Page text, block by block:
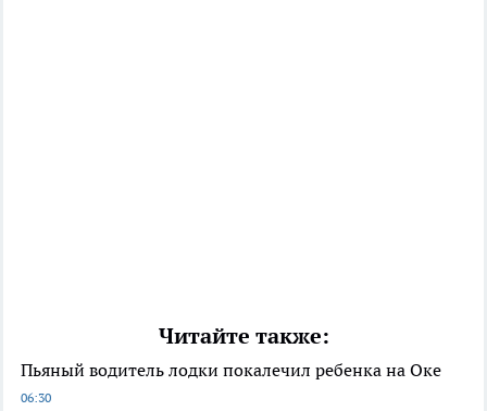
Читайте также:
Пьяный водитель лодки покалечил ребенка на Оке
06:30